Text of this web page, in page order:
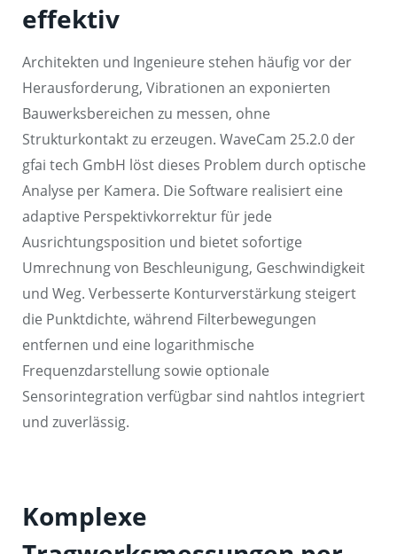
effektiv
Architekten und Ingenieure stehen häufig vor der
Herausforderung, Vibrationen an exponierten
Bauwerksbereichen zu messen, ohne
Strukturkontakt zu erzeugen. WaveCam 25.2.0 der
gfai tech GmbH löst dieses Problem durch optische
Analyse per Kamera. Die Software realisiert eine
adaptive Perspektivkorrektur für jede
Ausrichtungsposition und bietet sofortige
Umrechnung von Beschleunigung, Geschwindigkeit
und Weg. Verbesserte Konturverstärkung steigert
die Punktdichte, während Filterbewegungen
entfernen und eine logarithmische
Frequenzdarstellung sowie optionale
Sensorintegration verfügbar sind nahtlos integriert
und zuverlässig.
Komplexe